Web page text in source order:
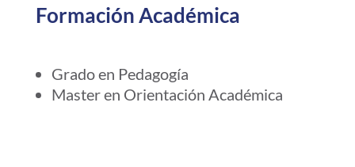
Formación Académica
Grado en Pedagogía
Master en Orientación Académica